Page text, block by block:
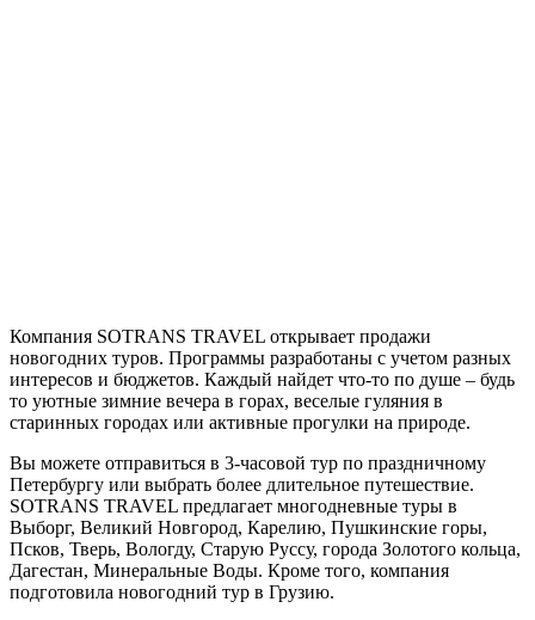
Компания SOTRANS TRAVEL открывает продажи
новогодних туров. Программы разработаны с учетом разных
интересов и бюджетов. Каждый найдет что-то по душе – будь
то уютные зимние вечера в горах, веселые гуляния в
старинных городах или активные прогулки на природе.
Вы можете отправиться в 3-часовой тур по праздничному
Петербургу или выбрать более длительное путешествие.
SOTRANS TRAVEL предлагает многодневные туры в
Выборг, Великий Новгород, Карелию, Пушкинские горы,
Псков, Тверь, Вологду, Старую Руссу, города Золотого кольца,
Дагестан, Минеральные Воды. Кроме того, компания
подготовила новогодний тур в Грузию.